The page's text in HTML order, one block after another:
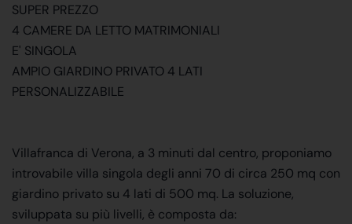
SUPER PREZZO
4 CAMERE DA LETTO MATRIMONIALI
E' SINGOLA
AMPIO GIARDINO PRIVATO 4 LATI
PERSONALIZZABILE
Villafranca di Verona, a 3 minuti dal centro, proponiamo
introvabile villa singola degli anni 70 di circa 250 mq con
giardino privato su 4 lati di 500 mq. La soluzione,
sviluppata su più livelli, è composta da: